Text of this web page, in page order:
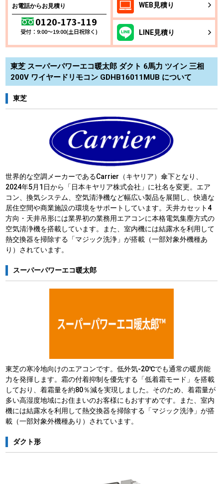
お電話からお見積り
0120-173-119
受付：9:00～19:00(土日祝除く)
WEB 見積り
LINE見積り
東芝 スーパーパワーエコ暖太郎 ダクト 6馬力 ツイン 三相
200V ワイヤードリモコン GDHB16011MUB について
東芝
世界的な空調メーカーであるCarrier（キヤリア）傘下となり、
2024年5月1日から「日本キヤリア株式会社」に社名を変更。エア
コン、換気システム、空気清浄機など幅広い製品を展開し、快適な
居住空間や商業施設の環境をサポートしています。天井カセット4
方向・天井吊形には業界初の業務用エアコンに本格電気集塵方式の
空気清浄機を搭載しています。また、室内機には結露水を利用して
熱交換器を掃除する「マジック洗浄」が搭載（一部対象外機種あ
り）されています。
スーパーパワーエコ暖太郎
東芝の寒冷地向けのエアコンです。低外気-20℃でも通常の暖房能
力を発揮します。霜の付着抑制を優先する「低着霜モード」を搭載
しており、着霜量を約80％減を実現しました。そのため、着霜量が
多い高湿度地域にお住まいのお客様にもおすすめです。また、室内
機には結露水を利用して熱交換器を掃除する「マジック洗浄」が搭
載（一部対象外機種あり）されています。
ダクト形